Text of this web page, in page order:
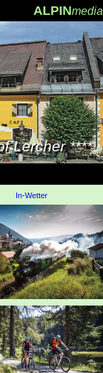
In-Wetter
ALPINmedia
Lercher ****